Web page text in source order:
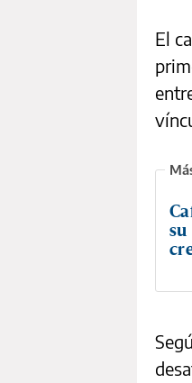
El